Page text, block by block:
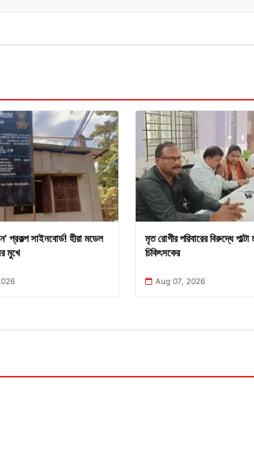
প্রকল্প সাইনবোর্ড! হীরা মডেল
মুখে
মৃত রোগীর পরিবারের বিরুদ্ধে পাল্টা
চিকিৎসকের
Aug 07, 2026